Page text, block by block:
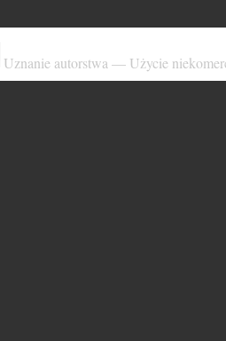
Uznanie autorstwa — Użycie